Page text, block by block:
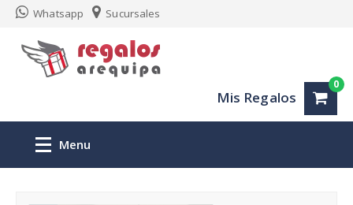
Whatsapp Sucursales
Mis Regalos
0
Menu